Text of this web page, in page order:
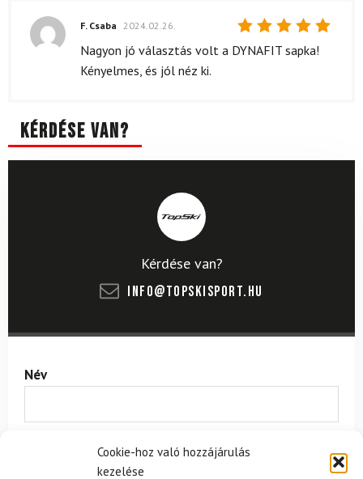
Cookie-hoz való hozzájárulás
kezelése
Értékelés:
F. Csaba 2024.02.26.
Nagyon jó választás volt a DYNAFIT sapka!
Kényelmes, és jól néz ki.
Kérdése van?
Kérdése van?
info@topskisport.hu
Név